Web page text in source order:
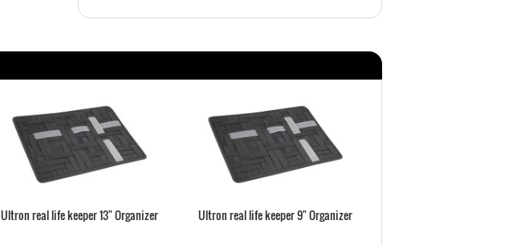
Ultron real life keeper 13" Organizer Ultron real life keeper 9" Organizer